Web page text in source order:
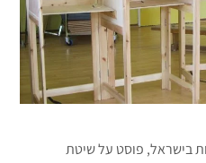
בישראל, פוסט על שיטת